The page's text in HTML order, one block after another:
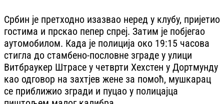
Србин је претходно изазвао неред у клубу, пријетио
гостима и прскао пепер спреј. Затим је побјегао
аутомобилом. Када је полиција око 19:15 часова
стигла до стамбено-пословне зграде у улици
Витбраукер Штрасе у четврти Хехстен у Дортмунду
као одговор на захтјев жене за помоћ, мушкарац
се приближио згради и пуцао у полицајца